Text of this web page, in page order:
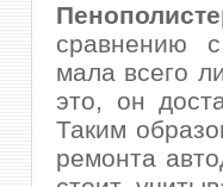
сравнению
мала всего
это, он
Таким
ремонта